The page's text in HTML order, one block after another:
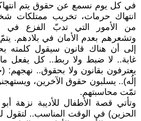
في كل يوم نسمع عن حقوق يتم
انتهاك حرمات، تخريب ممتلكات
من الأمور التي تدبّ الفزع في
وتشعرهم بعدم الأمان في بلادهم.
إلى أن هناك قانون سيقول كلمته
غابة.. لا ضبط ولا ربط.. كل يفعل ما
يعترفون بقانون ولا بحقوق.. نهجهم:
إلُه).. يسلبون حقوق الآخرين،
تمّت محاسبتهم.
وتأتي قصة الأطفال للأديبة نزهة
الحزين) في الوقت المناسب.. لتقول